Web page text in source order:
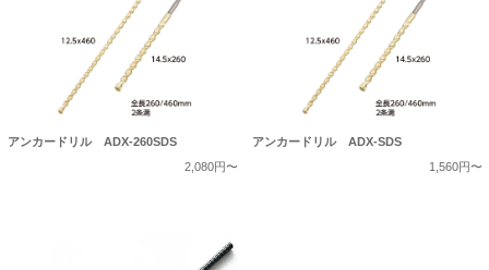
アンカードリル ADX-260SDS
2,080円〜
アンカードリル ADX-SDS
1,560円〜